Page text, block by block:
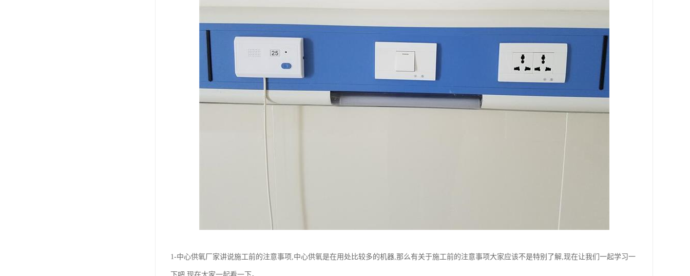
1-中心供氧厂家讲说施工前的注意事项,中心供氧是在用处比较多的机器,那么有关于施工前的注意事项大家应该不是特别了解,现在让我们一起学习一